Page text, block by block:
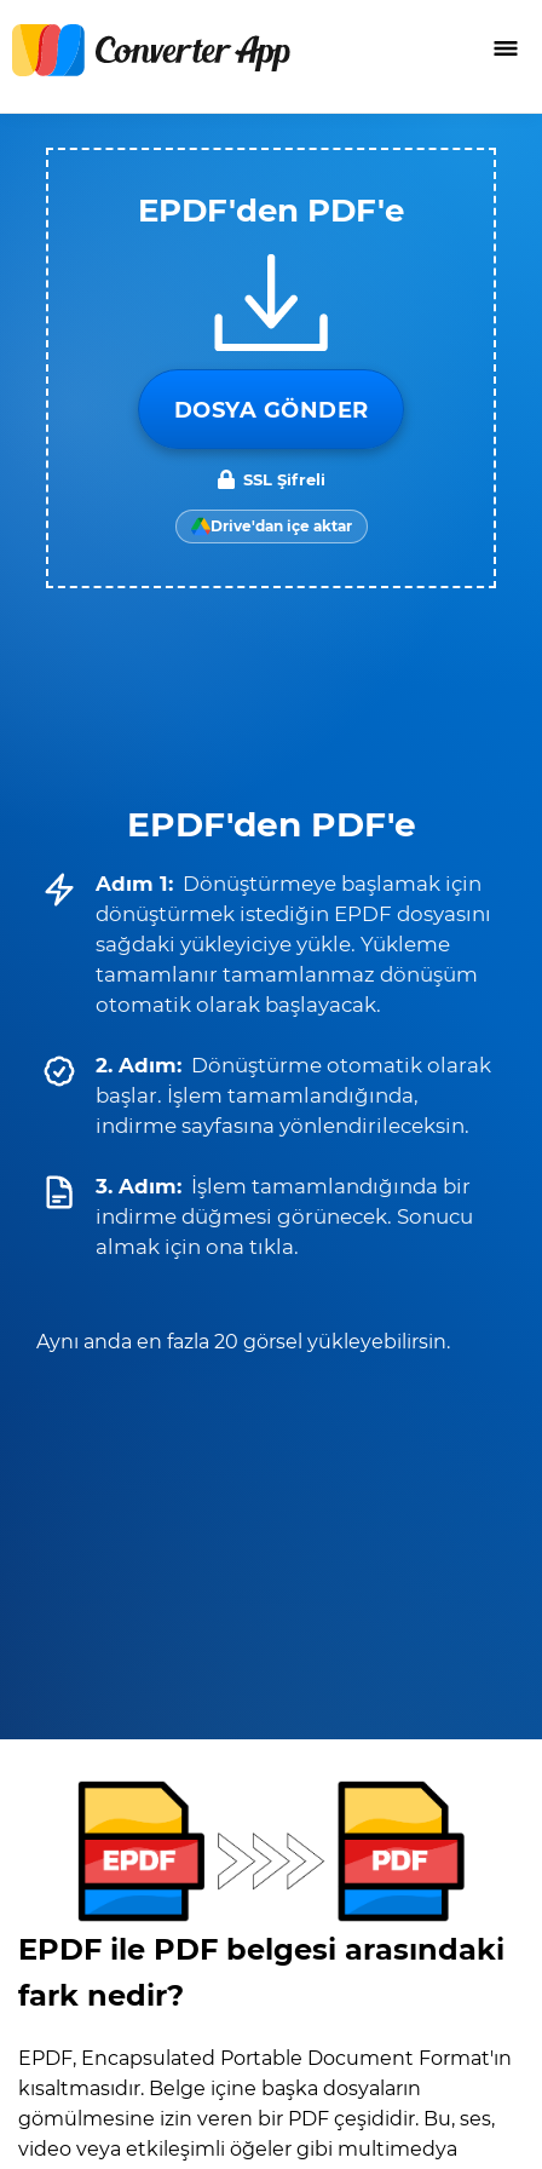
EPDF'den PDF'e
Adım 1: Dönüştürmeye başlamak için
dönüştürmek istediğin EPDF dosyasını
sağdaki yükleyiciye yükle. Yükleme
tamamlanır tamamlanmaz dönüşüm
otomatik olarak başlayacak.
2. Adım: Dönüştürme otomatik olarak
başlar. İşlem tamamlandığında,
indirme sayfasına yönlendirileceksin.
3. Adım: İşlem tamamlandığında bir
indirme düğmesi görünecek. Sonucu
almak için ona tıkla.
Aynı anda en fazla 20 görsel yükleyebilirsin.
EPDF'den PDF'e
DOSYA GÖNDER
SSL Şifreli
Drive'dan içe aktar
EPDF ile PDF belgesi arasındaki
fark nedir?
EPDF, Encapsulated Portable Document Format'ın
kısaltmasıdır. Belge içine başka dosyaların
gömülmesine izin veren bir PDF çeşididir. Bu, ses,
video veya etkileşimli öğeler gibi multimedya